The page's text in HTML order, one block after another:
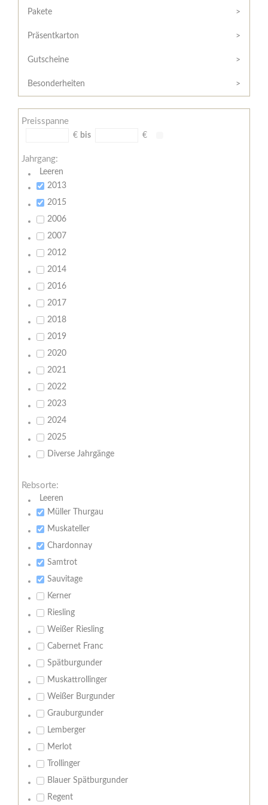
/
Widerrufsformular
AGB
und
Zahlungsbedingungen
Meine
Bestellung
Pakete
Präsentkarton
Gutscheine
Besonderheiten
Preisspanne
€ bis €
Jahrgang:
Leeren
2013
2015
2006
2007
2012
2014
2016
2017
2018
2019
2020
2021
2022
2023
2024
2025
Diverse Jahrgänge
Rebsorte:
Leeren
Müller Thurgau
Muskateller
Chardonnay
Samtrot
Sauvitage
Kerner
Riesling
Weißer Riesling
Cabernet Franc
Spätburgunder
Muskattrollinger
Weißer Burgunder
Grauburgunder
Lemberger
Merlot
Trollinger
Blauer Spätburgunder
Regent